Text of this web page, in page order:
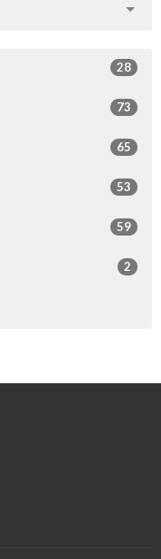
28
73
65
53
59
2